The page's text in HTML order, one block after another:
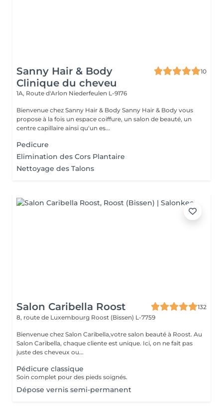
Sanny Hair & Body
Clinique du cheveu
10
1A, Route d'Arlon Niederfeulen L-9176
Bienvenue chez Sanny Hair & Body Sanny Hair & Body vous
propose à la fois un espace coiffure, un salon de beauté, un
centre capillaire ainsi qu'un es...
Pedicure
Elimination des Cors Plantaire
Nettoyage des Talons
Salon Caribella Roost
132
8, route de Luxembourg Roost (Bissen) L-7759
Bienvenue chez Salon Caribella,votre salon beauté à Roost. Au
Salon Caribella, chaque cliente est unique. Ici, on ne fait pas
juste des cheveux ou...
Pédicure classique
Soin complet pour des pieds soignés.
Dépose vernis semi-permanent